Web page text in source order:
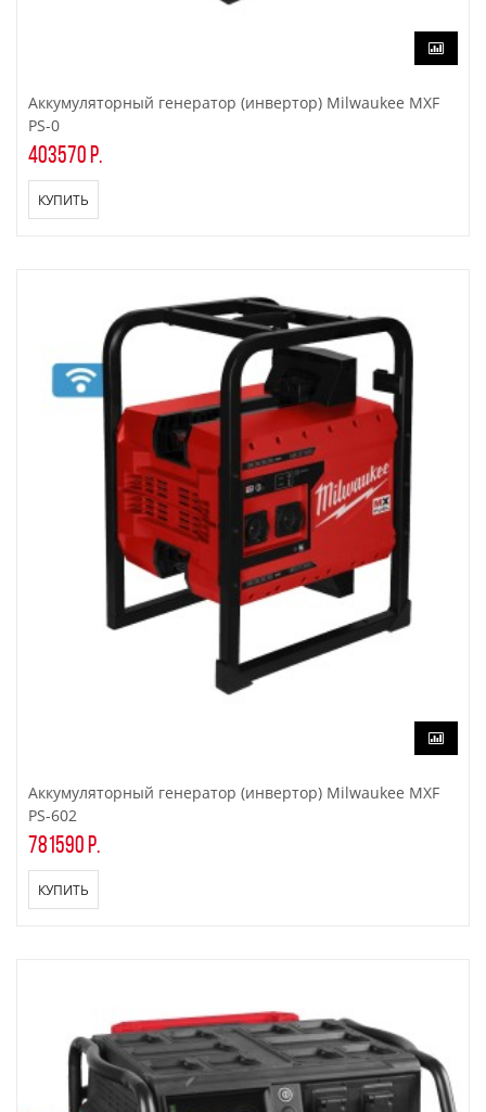
Аккумуляторный генератор (инвертор) Milwaukee MXF
PS-0
403570 р.
КУПИТЬ
Аккумуляторный генератор (инвертор) Milwaukee MXF
PS-602
781590 р.
КУПИТЬ